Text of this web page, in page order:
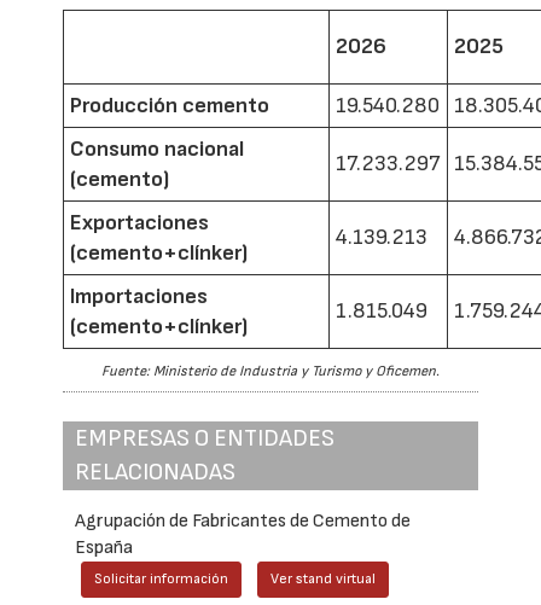
2026 2025
Producción cemento 19.540.280
Consumo nacional
(cemento)
17.233.297
Exportaciones
(cemento+clínker)
4.139.213
Importaciones
(cemento+clínker)
1.815.049
Fuente: Ministerio de Industria y Turismo y Oficemen.
EMPRESAS O ENTIDADES
RELACIONADAS
Agrupación de Fabricantes de Cemento de
España
Solicitar información Ver stand virtual